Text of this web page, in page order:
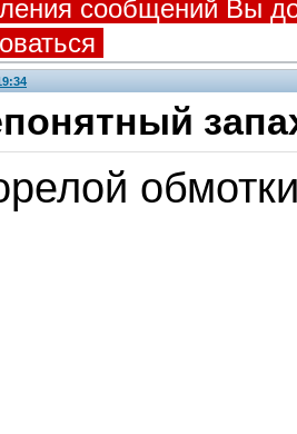
сообщений Вы